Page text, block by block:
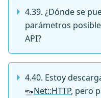
4.39. ¿Dónde se
parámetros
API?
4.40. Estoy
Net::HTTP, pero